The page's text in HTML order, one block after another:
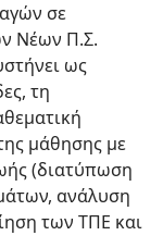
σε
Νέων Π.Σ.
ως
τη
μάθησης με
(διατύπωση
ανάλυση
των ΤΠΕ και